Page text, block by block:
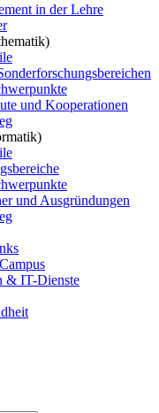
in der Lehre
und Kooperationen
und Ausgründungen
& IT-Dienste